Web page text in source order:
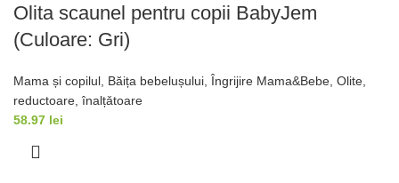
Olita scaunel pentru copii BabyJem
(Culoare: Gri)
Mama și copilul Băița bebelușului Îngrijire Mama&Bebe Olite,
reductoare, înalțǎtoare
58.97 lei